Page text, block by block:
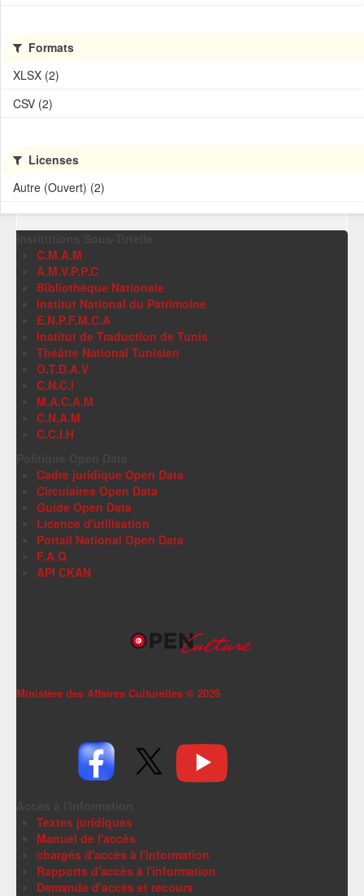
Formats
XLSX (2)
CSV (2)
Licenses
Autre (Ouvert) (2)
C.M.A.M
A.M.V.P.P.C
Bibliothèque Nationale
Institut National du Patrimoine
E.N.P.F.M.C.A
Institut de Traduction de Tunis
Théâtre National Tunisien
O.T.D.A.V
C.N.C.I
M.A.C.A.M
C.N.A.M
C.C.I.H
Cadre juridique Open Data
Circulaires Open Data
Guide Open Data
Licence d'utilisation
Portail National Open Data
F.A.Q
API CKAN
Ministère des Affaires Culturelles © 2026
Textes juridiques
Manuel de l'accès
chargés d'accès à l'information
Rapports d'accès à l'information
Demande d'accès et recours